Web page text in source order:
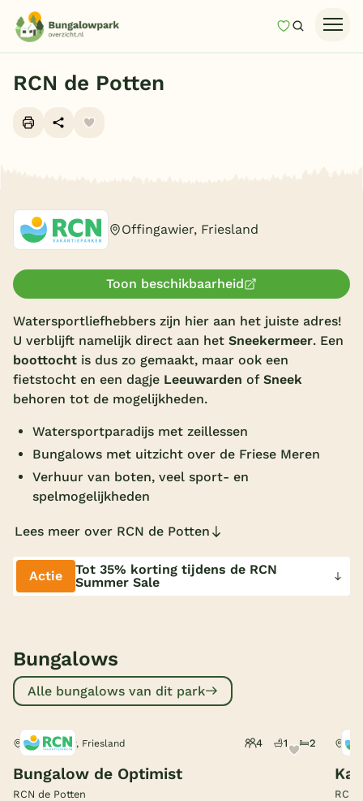
MijnZoeken
Last minutes
Onze vakantiegidsen
Vakantieparken
Subtropisch zwembad
Overdekt zwembad
Indoor speeltuin
Alle populaire faciliteiten
Bestemmingen
Limburg
RCN de Potten
Offingawier, Friesland
Toon beschikbaarheid
Watersportliefhebbers zijn hier aan het juiste adres!
U verblijft namelijk direct aan het Sneekermeer. Een
boottocht is dus zo gemaakt, maar ook een
fietstocht en een dagje Leeuwarden ofSneek
behoren tot de mogelijkheden.
Watersportparadijs met zeillessen
Bungalows met uitzicht over de Friese Meren
Verhuur van boten, veel sport- en
spelmogelijkheden
Lees meer over RCN de Potten
Actie
Tot 35% korting tijdens de RCN
Summer Sale
Bungalows
Alle bungalows van dit park
Offingawier, Friesland 4 1 2
Bungalow de Optimist
RCN de Potten RCN